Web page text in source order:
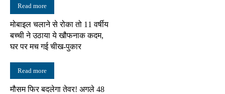
Read more
मोबाइल चलाने से रोका तो 11 वर्षीय
बच्ची ने उठाया ये खौफनाक कदम,
घर पर मच गई चीख-पुकार
Read more
मौसम फिर बदलेगा तेवर! अगले 48